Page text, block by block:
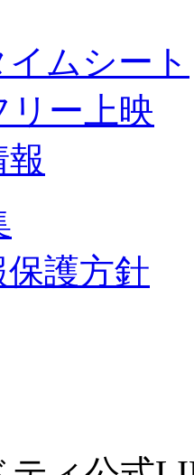
イムシート
リー上映
報
保護方針